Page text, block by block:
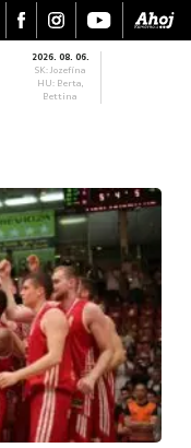
2026. 08. 06.
SK: Jozefína
HU: Berta,
Bettina